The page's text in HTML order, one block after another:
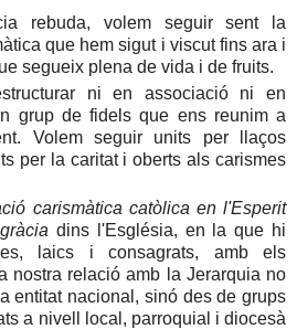
rebuda, volem seguir sent la
que hem sigut i viscut fins ara i
segueix plena de vida i de fruits.
ni en associació ni en
grup de fidels que ens reunim a
Volem seguir units per llaços
per la caritat i oberts als carismes
carismàtica catòlica en l'Esperit
dins l'Església, en la que hi
laics i consagrats, amb els
nostra relació amb la Jerarquia no
entitat nacional, sinó des de grups
a nivell local, parroquial i diocesà